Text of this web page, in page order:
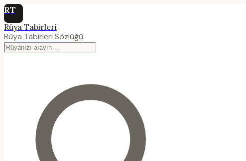
RT
Rüya Tabirleri
Rüya Tabirleri Sözlüğü